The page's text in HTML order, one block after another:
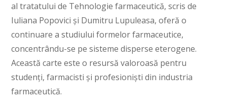
al tratatului de Tehnologie farmaceutică, scris de
Iuliana Popovici și Dumitru Lupuleasa, oferă o
continuare a studiului formelor farmaceutice,
concentrându-se pe sisteme disperse eterogene.
Această carte este o resursă valoroasă pentru
studenți, farmacisti și profesioniști din industria
farmaceutică.